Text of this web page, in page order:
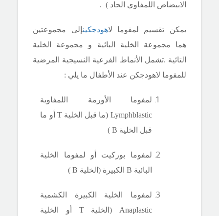
الابيضاض اللمفاوي الحاد ) .
يمكن تقسيم لمفوما لاهودجكينإلى مجموعتين
هما مجموعة الخلية البائية و مجموعة الخلية
التائية .تشمل الأنماط الفرعية النسيجية المرضية
للمفوما لاهودجكن عند الأطفال ما يلي :
لمفوما الأورمة اللمفاوية
Lymphblastic (ما قبل الخليةT أو ما
قبل الخلية B
)
لمفوما بوركيت أو لمفوما الخلية
البائية B الكبيرة (الخلية B
)
لمفوما الخلية الكبيرة الكشمية
Anaplastic
(الخليةT
أو الخلية